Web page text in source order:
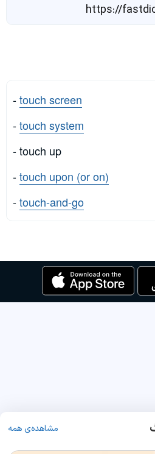
https://
-touch screen
-touch system
- touch up
-touch upon (or on)
-touch-and-go
مشاهده‌ی همه